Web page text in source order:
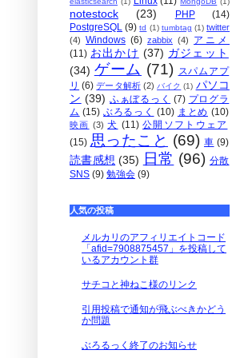
notestock (23) PHP
(14)
PostgreSQL (9) td (1) tumbtag (1) twitter
(4) Windows (6) zabbix (4)
アニメ
(11) お出かけ (37) ガジェット
(34) ゲーム (71) スパムアプ
リ (6) データ解析 (2) バイク (1) パソコ
ン (39) ふぁぼるっく (7) プログラ
ム (15) ぶろるっく (10) まとめ (10)
映画 (3) 犬 (11) 公開ソフトウェア
(15) 思ったこと (69) 車 (9)
読書感想 (35) 日常 (96) 分散
SNS (9) 勉強会 (9)
人気の投稿
メルカリのアフィリエイトコード
「afid=7908875457」を投稿して
いるアカウント群
サチコと神ねこ様のリンク
引用投稿で通知が飛ぶべきかどう
か問題
ぶろるっく終了のお知らせ